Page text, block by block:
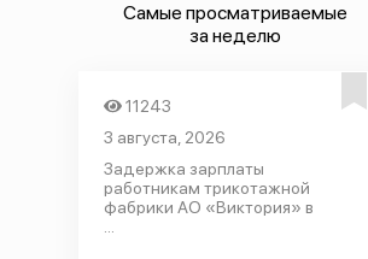
Самые просматриваемые
за неделю
11243
3 августа, 2026
Задержка зарплаты
работникам трикотажной
фабрики АО «Виктория» в